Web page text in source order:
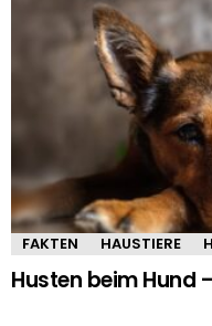
FAKTEN HAUSTIERE
Husten beim Hund